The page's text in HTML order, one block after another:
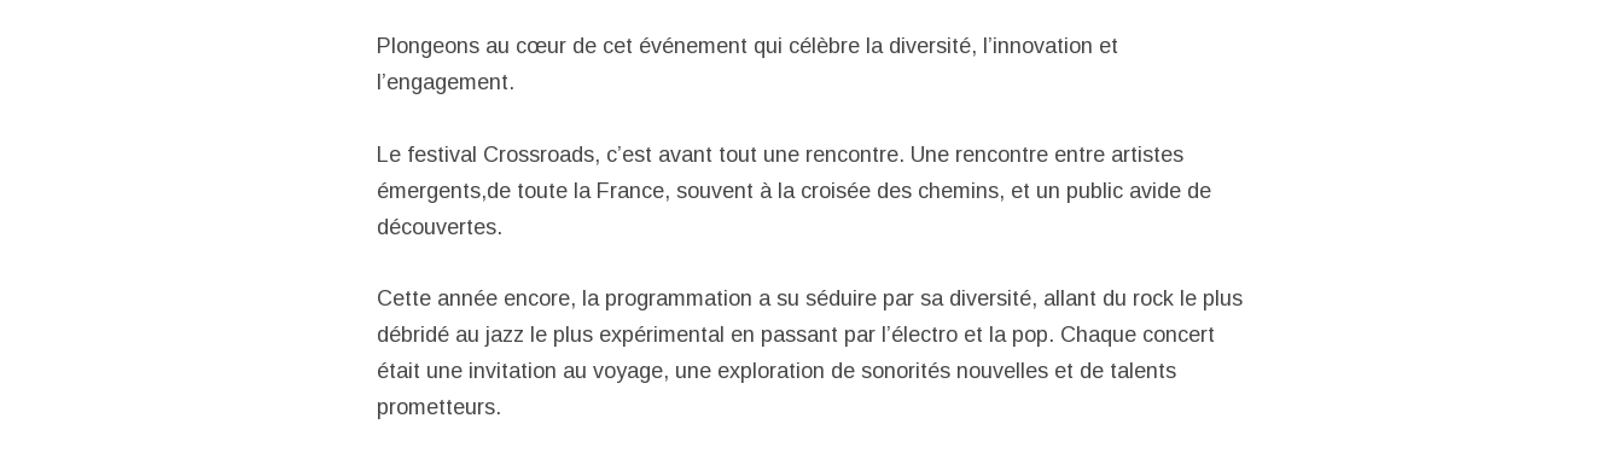
Plongeons au cœur de cet événement qui célèbre la diversité, l’innovation et
l’engagement.
Le festival Crossroads, c’est avant tout une rencontre. Une rencontre entre artistes
émergents,de toute la France, souvent à la croisée des chemins, et un public avide de
découvertes.
Cette année encore, la programmation a su séduire par sa diversité, allant du rock le plus
débridé au jazz le plus expérimental en passant par l’électro et la pop. Chaque concert
était une invitation au voyage, une exploration de sonorités nouvelles et de talents
prometteurs.